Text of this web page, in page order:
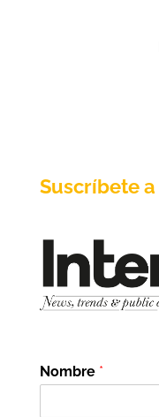
Suscríbete a
Nombre *